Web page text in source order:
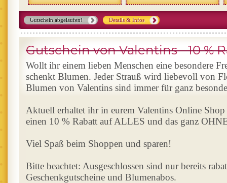
Gutschein abgelaufen! Details & Infos
Gutschein von Valentins - 10 %
Wollt ihr einem lieben Menschen eine besondere
schenkt Blumen. Jeder Strauß wird liebevoll von
Blumen von Valentins sind immer für ganz
Aktuell erhaltet ihr in eurem Valentins Online
einen 10 % Rabatt auf ALLES und das ganz
Viel Spaß beim Shoppen und sparen!
Bitte beachtet: Ausgeschlossen sind nur bereits
Geschenkgutscheine und Blumenabos.